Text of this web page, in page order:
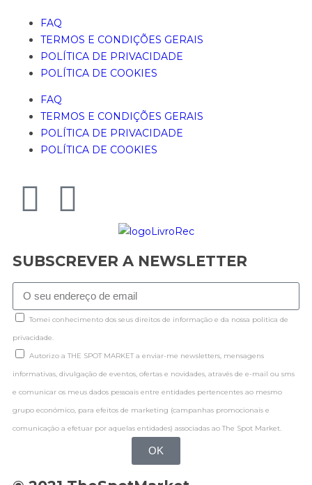
FAQ
TERMOS E CONDIÇÕES GERAIS
POLÍTICA DE PRIVACIDADE
POLÍTICA DE COOKIES
FAQ
TERMOS E CONDIÇÕES GERAIS
POLÍTICA DE PRIVACIDADE
POLÍTICA DE COOKIES
SUBSCREVER A NEWSLETTER
Tomei conhecimento dos seus direitos de informação e da nossa politica de
privacidade.
Autorizo a THE SPOT MARKET a enviar-me newsletters, mensagens
informativas, divulgação de eventos, ofertas e novidades, através de e-mail ou sms
e comunicar os meus dados pessoais entre entidades pertencentes ao mesmo
grupo económico, para efeitos de marketing (campanhas promocionais e
comunicação a efetuar por aquelas entidades) associadas ao The Spot Market.
OK